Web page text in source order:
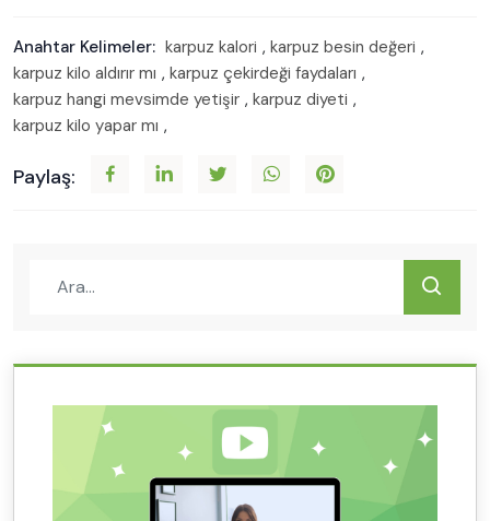
Anahtar Kelimeler: karpuz kalori , karpuz besin değeri ,
karpuz kilo aldırır mı , karpuz çekirdeği faydaları ,
karpuz hangi mevsimde yetişir , karpuz diyeti ,
karpuz kilo yapar mı ,
Paylaş: